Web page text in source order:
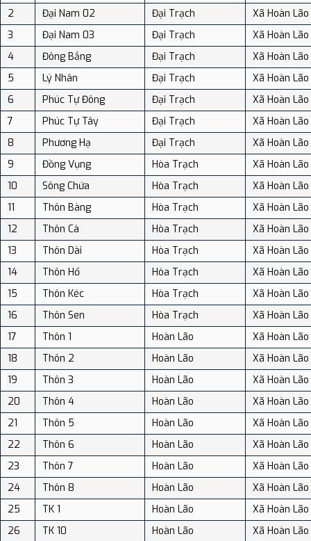
2
Đại Nam 02 Đại Trạch
Xã Hoàn Lão
3
Đại Nam 03 Đại Trạch
Xã Hoàn Lão
4
Đông Bắng Đại Trạch
Xã Hoàn Lão
5
Lý Nhân Đại Trạch
Xã Hoàn Lão
6
Phúc Tự Đông Đại Trạch
Xã Hoàn Lão
7
Phúc Tự Tây Đại Trạch
Xã Hoàn Lão
8
Phương Hạ Đại Trạch
Xã Hoàn Lão
9
Đồng Vụng Hòa Trạch
Xã Hoàn Lão
10
Sông Chứa Hòa Trạch
Xã Hoàn Lão
11
Thôn Bàng Hòa Trạch
Xã Hoàn Lão
12
Thôn Cà Hòa Trạch
Xã Hoàn Lão
13
Thôn Dài Hòa Trạch
Xã Hoàn Lão
14
Thôn Hổ Hòa Trạch
Xã Hoàn Lão
15
Thôn Kéc Hòa Trạch
Xã Hoàn Lão
16
Thôn Sen Hòa Trạch
Xã Hoàn Lão
17
Thôn 1 Hoàn Lão
Xã Hoàn Lão
18
Thôn 2 Hoàn Lão
Xã Hoàn Lão
19
Thôn 3 Hoàn Lão
Xã Hoàn Lão
20
Thôn 4 Hoàn Lão
Xã Hoàn Lão
21
Thôn 5 Hoàn Lão
Xã Hoàn Lão
22
Thôn 6 Hoàn Lão
Xã Hoàn Lão
23
Thôn 7 Hoàn Lão
Xã Hoàn Lão
24
Thôn 8 Hoàn Lão
Xã Hoàn Lão
25
TK 1 Hoàn Lão
Xã Hoàn Lão
26
TK 10 Hoàn Lão
Xã Hoàn Lão